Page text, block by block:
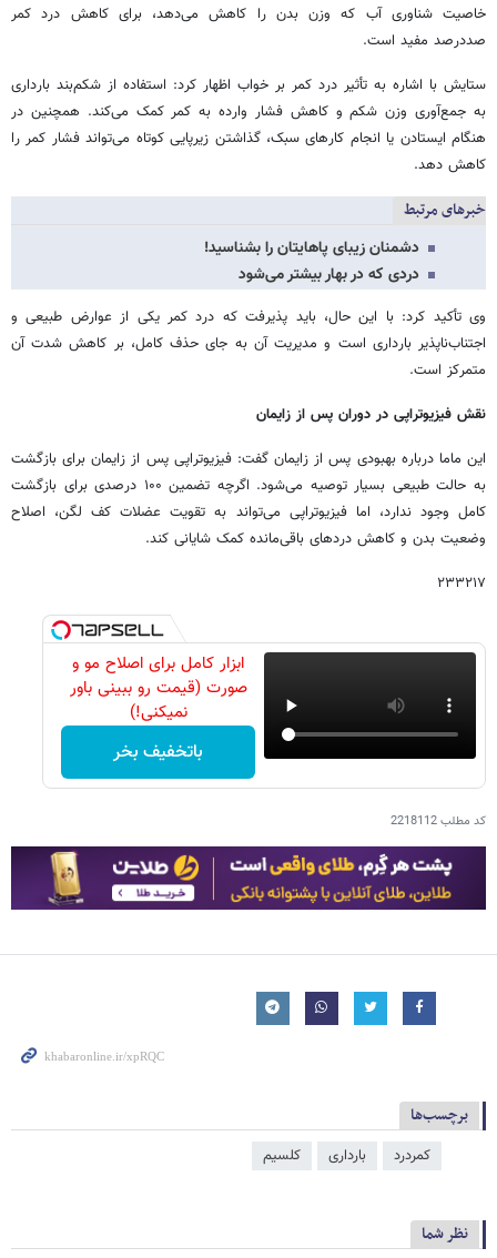
خاصیت شناوری آب که وزن بدن را کاهش می‌دهد، برای کاهش درد کمر
صددرصد مفید است.
ستایش با اشاره به تأثیر درد کمر بر خواب اظهار کرد: استفاده از شکم‌بند بارداری
به جمع‌آوری وزن شکم و کاهش فشار وارده به کمر کمک می‌کند. همچنین در
هنگام ایستادن یا انجام کارهای سبک، گذاشتن زیرپایی کوتاه می‌تواند فشار کمر را
کاهش دهد.
خبرهای مرتبط
دشمنان زیبای پاهایتان را بشناسید!
دردی که در بهار بیشتر می‌شود
وی تأکید کرد: با این حال، باید پذیرفت که درد کمر یکی از عوارض طبیعی و
اجتناب‌ناپذیر بارداری است و مدیریت آن به جای حذف کامل، بر کاهش شدت آن
متمرکز است.
نقش فیزیوتراپی در دوران پس از زایمان
این ماما درباره بهبودی پس از زایمان گفت: فیزیوتراپی پس از زایمان برای بازگشت
به حالت طبیعی بسیار توصیه می‌شود. اگرچه تضمین ۱۰۰ درصدی برای بازگشت
کامل وجود ندارد، اما فیزیوتراپی می‌تواند به تقویت عضلات کف لگن، اصلاح
وضعیت بدن و کاهش دردهای باقی‌مانده کمک شایانی کند.
۲۳۳۲۱۷
ابزار کامل برای اصلاح مو و
صورت (قیمت رو ببینی باور
نمیکنی!)
باتخفیف بخر
کد مطلب2218112
برچسب‌ها
کمردرد بارداری کلسیم
نظر شما